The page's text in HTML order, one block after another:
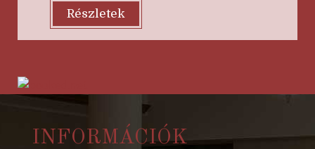
Részletek
INFORMÁCIÓK